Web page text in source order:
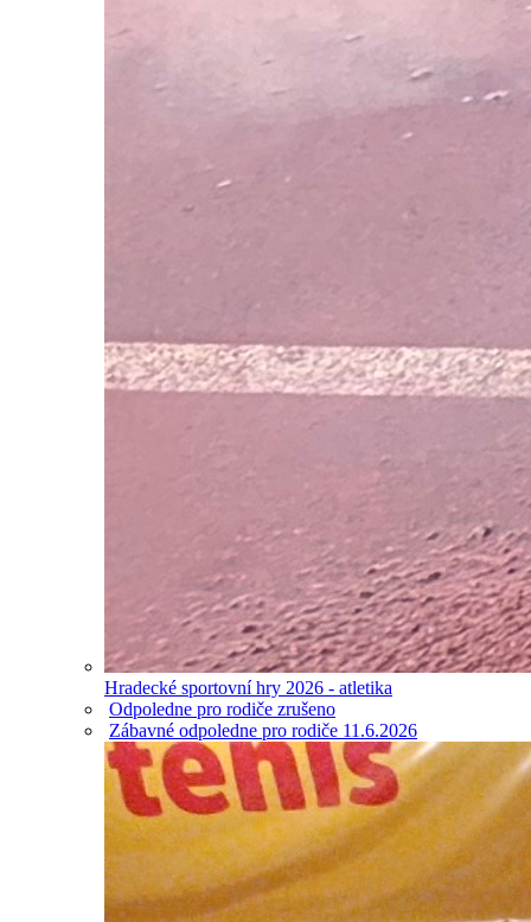
Hradecké sportovní hry 2026 - atletika
Odpoledne pro rodiče zrušeno
Zábavné odpoledne pro rodiče 11.6.2026